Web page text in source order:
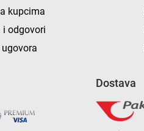
kupcima
i odgovori
Dostava